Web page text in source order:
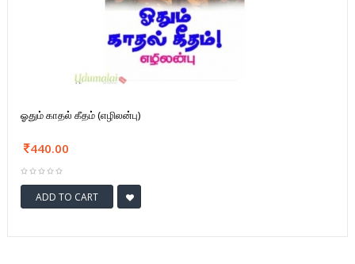
ஓதும் காதல் கீதம் (எழிலன்பு)
440.00
ADD TO CART